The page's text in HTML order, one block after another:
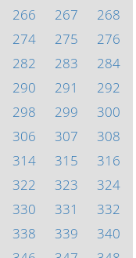
266 267
268
274 275
276
282 283
284
290 291
292
298 299
300
306 307
308
314 315
316
322 323
324
330 331
332
338 339
340